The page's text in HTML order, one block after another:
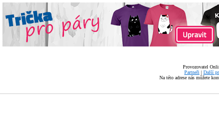
Provozovatel
Partneři | Další
Na této adrese nás můžete